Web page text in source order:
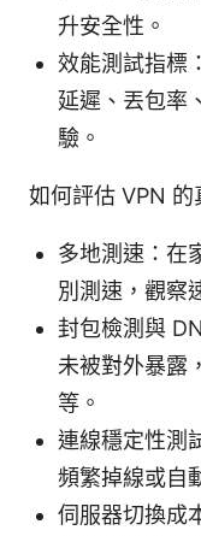
升安全性。
效能測試指標
延遲、丟包率
驗。
如何評估 VPN 的
多地測速：在
別測速，觀察
封包檢測與
未被對外暴露
等。
連線穩定性測
頻繁掉線或自
伺服器切換成